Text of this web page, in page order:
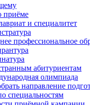
приёме
и специалитет
профессиональное
абитуриентам
олимпиада
направление
специальностям